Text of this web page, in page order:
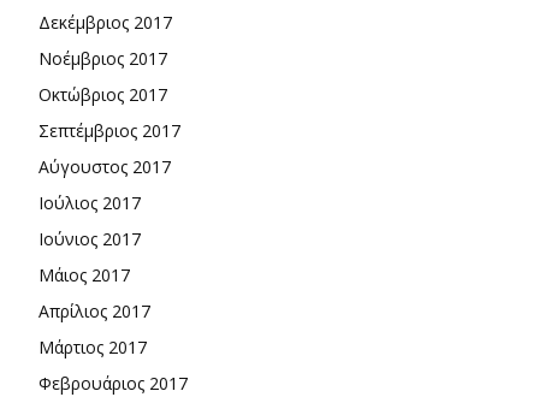
Δεκέμβριος 2017
Νοέμβριος 2017
Οκτώβριος 2017
Σεπτέμβριος 2017
Αύγουστος 2017
Ιούλιος 2017
Ιούνιος 2017
Μάιος 2017
Απρίλιος 2017
Μάρτιος 2017
Φεβρουάριος 2017